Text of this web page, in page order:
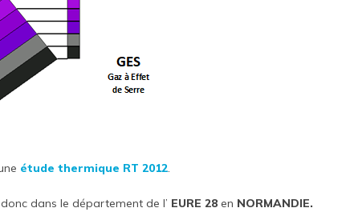
étude thermique RT 2012.
dans le département de l’ EURE 28 en NORMANDIE.